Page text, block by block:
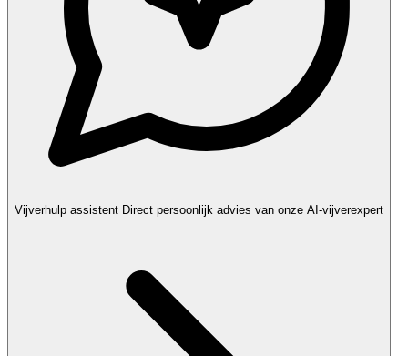
Vijverhulp assistent Direct persoonlijk advies van onze AI-vijverexpert